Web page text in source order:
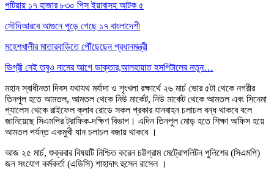
পটিয়ায় ১৭ হাজার ৮৩০ পিস ইয়াবাসহ আটক ৫
সৌদিআরবে আগুনে পুড়ে গেছে ১৭ বাংলাদেশী
মহেশখালীর মাতারবাড়িতে পৌঁছেছেন প্রধানমন্ত্রী
ডিগ্রী নেই তবুও নামের আগে ডাক্তার,আলহায়াত হসপিটালের নতুন…
মহান স্বাধীনতা দিবস যথাযথ মর্যাদা ও শৃংখলা রক্ষার্থে ২৬ মার্চ ভোর ৫টা থেকে নগরীর
তিনপুল হতে আমতল, আমতল থেকে নিউ মার্কেট, নিউ মার্কেট থেকে আমতল এবং সিনেমা
প্যালেস থেকে রাইফেল ক্লাব রোডে সকল প্রকার যানবাহন চলাচল বন্ধ থাকবে বলে
জানিয়েছে সিএমপির ট্রাফিক-দক্ষিণ বিভাগ। এদিন তিনপুল মোড় হতে শিক্ষা অফিস হয়ে
আমতল পর্যন্ত একমুখী যান চলাচল বজায় থাকবে ।
আজ ২৫ মার্চ, শুক্রবার বিষয়টি নিশ্চিত করেন চট্টগ্রাম মেট্রোপলিটন পুলিশের (সিএমপি)
জন সংযোগ কর্মকর্তা (এডিসি) শাহাদাৎ হুসেন রাসেল ।